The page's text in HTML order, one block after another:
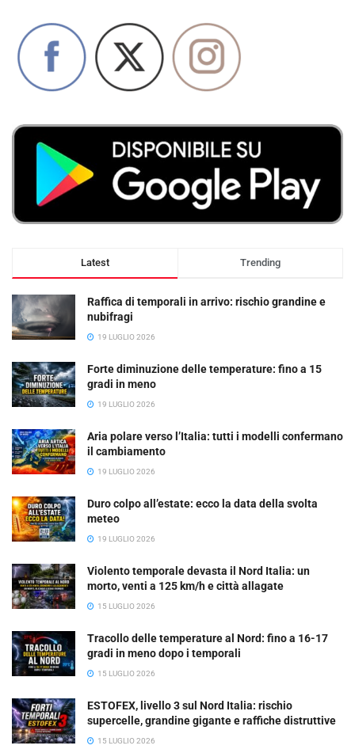
Latest Trending
Raffica di temporali in arrivo: rischio grandine e
nubifragi
19 LUGLIO 2026
Forte diminuzione delle temperature: fino a 15
gradi in meno
19 LUGLIO 2026
Aria polare verso l’Italia: tutti i modelli confermano
il cambiamento
19 LUGLIO 2026
Duro colpo all’estate: ecco la data della svolta
meteo
19 LUGLIO 2026
Violento temporale devasta il Nord Italia: un
morto, venti a 125 km/h e città allagate
15 LUGLIO 2026
Tracollo delle temperature al Nord: fino a 16-17
gradi in meno dopo i temporali
15 LUGLIO 2026
ESTOFEX, livello 3 sul Nord Italia: rischio
supercelle, grandine gigante e raffiche distruttive
15 LUGLIO 2026